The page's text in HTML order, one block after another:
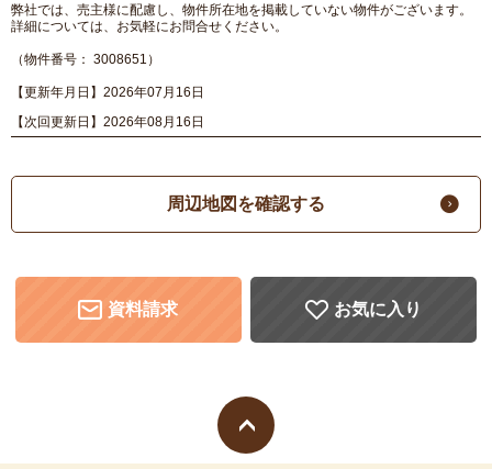
弊社では、売主様に配慮し、物件所在地を掲載していない物件がございます。
詳細については、お気軽にお問合せください。
（物件番号： 3008651）
【更新年月日】2026年07月16日
【次回更新日】2026年08月16日
周辺地図を確認する
資料請求 お気に入り